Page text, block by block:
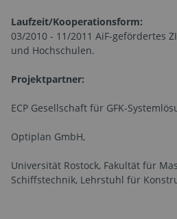
Laufzeit/Kooperationsform:
03/2010 - 11/2011 AiF-gefördertes
und Hochschulen.
Projektpartner:
ECP Gesellschaft für GFK-
Optiplan GmbH,
Universität Rostock, Fakultät für
Schiffstechnik, Lehrstuhl für